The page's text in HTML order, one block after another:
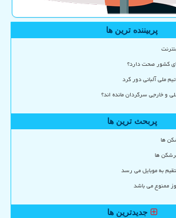
پربیننده ترین ها
کشور صحت دارد؟
ملی آلبانی دور کرد
و خارجی سرگردان مانده اند؟
پربحث ترین ها
ها
ها
به موبایل می رسد
ممنوع می باشد
جدیدترین ها